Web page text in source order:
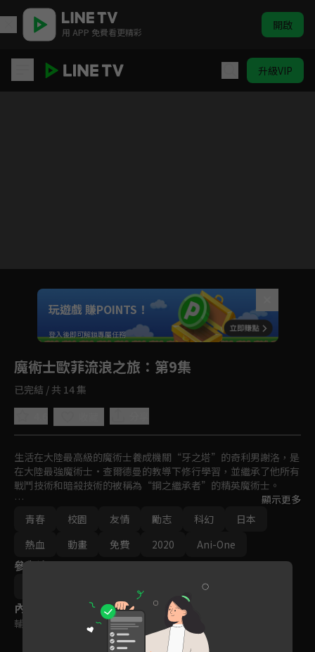
用 APP 免費看更精彩 開啟
升級VIP
Unmute
如有不便請見諒
玩遊戲 賺POINTS！
登入後即可解鎖專屬任務
魔術士歐菲流浪之旅 ：第9集
已完結 / 共 14 集
生活在大陸最高級的魔術士養成機關“牙之塔”的奇利男謝洛，是
在大陸最強魔術士·查爾德曼的教導下修行學習，並繼承了他所有
戰鬥技術和暗殺技術的被稱為“鋼之繼承者”的精英魔術士。
為了尋找在某次實驗中變成了異形姿態的義姐·阿莎莉，離開了
“牙之塔”的奇利男謝洛捨棄了過去，改名為歐菲，在多多坎達市
做著非法放貸的營生⋯
顯示更多
青春
校園 友情 勵志 科幻
日本
熱血
動畫 免費 2020 Ani-One
參與演員
內容標籤
輔導十二歲級